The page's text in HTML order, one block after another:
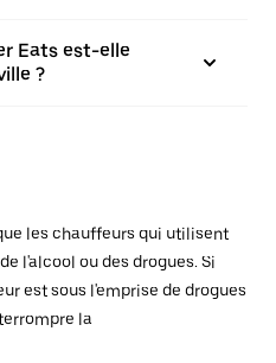
Eats est-elle
?
les chauffeurs qui utilisent
l'alcool ou des drogues. Si
est sous l'emprise de drogues
la